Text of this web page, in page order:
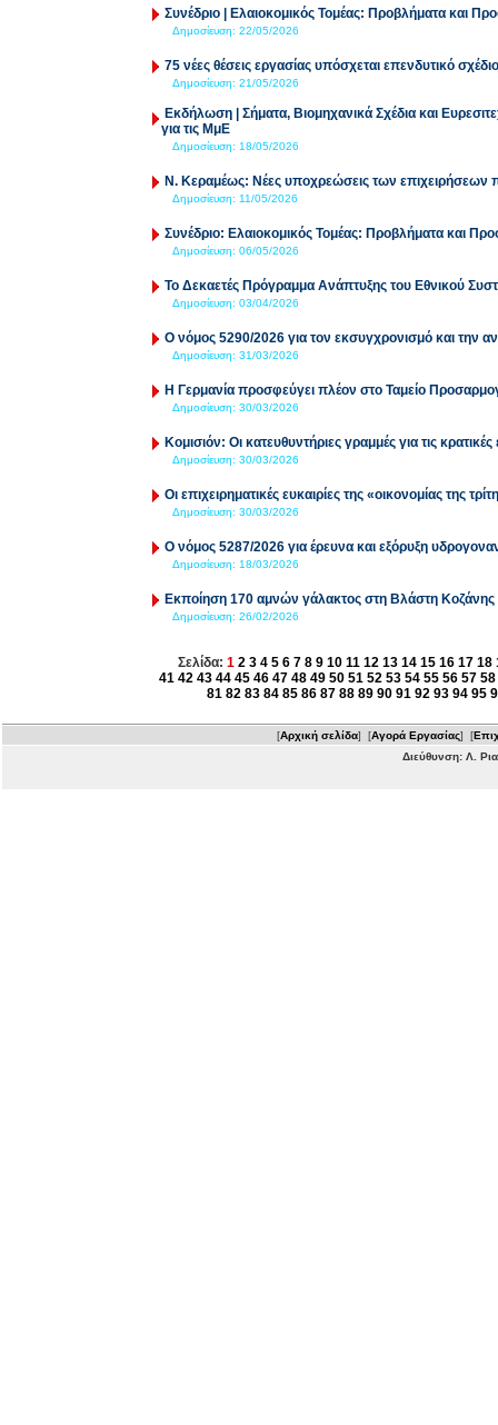
Συνέδριο | Ελαιοκομικός Τομέας: Προβλήματα και
Δημοσίευση: 22/05/2026
75 νέες θέσεις εργασίας υπόσχεται επενδυτικό
Δημοσίευση: 21/05/2026
Εκδήλωση | Σήματα, Βιομηχανικά Σχέδια και
για τις ΜμΕ
Δημοσίευση: 18/05/2026
Ν. Κεραμέως: Νέες υποχρεώσεις των επιχειρήσεων
Δημοσίευση: 11/05/2026
Συνέδριο: Ελαιοκομικός Τομέας: Προβλήματα και
Δημοσίευση: 06/05/2026
Το Δεκαετές Πρόγραμμα Ανάπτυξης του Εθνικού
Δημοσίευση: 03/04/2026
Ο νόμος 5290/2026 για τον εκσυγχρονισμό και την
Δημοσίευση: 31/03/2026
Η Γερμανία προσφεύγει πλέον στο Ταμείο
Δημοσίευση: 30/03/2026
Κομισιόν: Οι κατευθυντήριες γραμμές για τις
Δημοσίευση: 30/03/2026
Οι επιχειρηματικές ευκαιρίες της «οικονομίας της
Δημοσίευση: 30/03/2026
Ο νόμος 5287/2026 για έρευνα και εξόρυξη
Δημοσίευση: 18/03/2026
Εκποίηση 170 αμνών γάλακτος στη Βλάστη Κοζάνης
Δημοσίευση: 26/02/2026
Σελίδα: 1 2 3 4 5 6 7 8 9 10 11 12 13 14 15 16 17 18
41 42 43 44 45 46 47 48 49 50 51 52 53 54 55 56 57 58
81 82 83 84 85 86 87 88 89 90 91 92 93 94 95
[Αρχική σελίδα] [Αγορά Εργασίας] [
Διεύθυνση: Λ.